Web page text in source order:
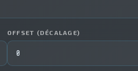
OFFSET (DÉCALAGE)